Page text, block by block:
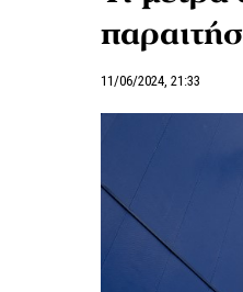
11/06/2024, 21:33